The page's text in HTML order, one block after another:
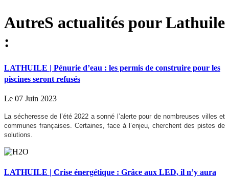
AutreS actualités pour Lathuile
:
LATHUILE | Pénurie d’eau : les permis de construire pour les
piscines seront refusés
Le 07 Juin 2023
La sécheresse de l’été 2022 a sonné l’alerte pour de nombreuses villes et
communes françaises. Certaines, face à l’enjeu, cherchent des pistes de
solutions.
LATHUILE | Crise énergétique : Grâce aux LED, il n’y aura